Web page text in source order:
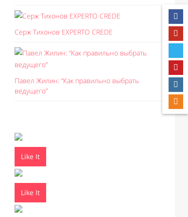
Серж Тихонов EXPERTO CREDE
Павел Жилин: “Как правильно выбрать
ведущего”
Like It
Like It